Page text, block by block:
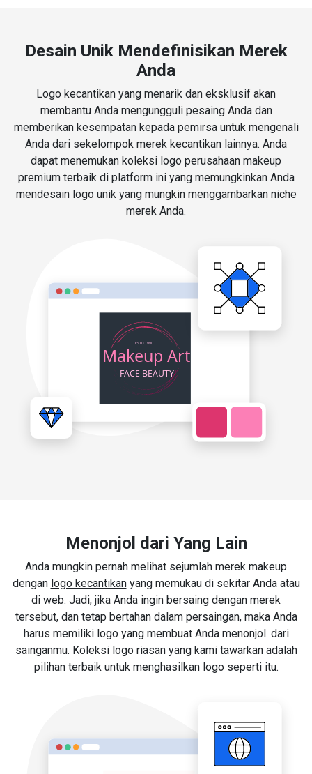
Desain Unik Mendefinisikan Merek
Anda
Logo kecantikan yang menarik dan eksklusif akan
membantu Anda mengungguli pesaing Anda dan
memberikan kesempatan kepada pemirsa untuk mengenali
Anda dari sekelompok merek kecantikan lainnya. Anda
dapat menemukan koleksi logo perusahaan makeup
premium terbaik di platform ini yang memungkinkan Anda
mendesain logo unik yang mungkin menggambarkan niche
merek Anda.
Menonjol dari Yang Lain
Anda mungkin pernah melihat sejumlah merek makeup
dengan logo kecantikanyang memukau di sekitar Anda atau
di web. Jadi, jika Anda ingin bersaing dengan merek
tersebut, dan tetap bertahan dalam persaingan, maka Anda
harus memiliki logo yang membuat Anda menonjol. dari
sainganmu. Koleksi logo riasan yang kami tawarkan adalah
pilihan terbaik untuk menghasilkan logo seperti itu.